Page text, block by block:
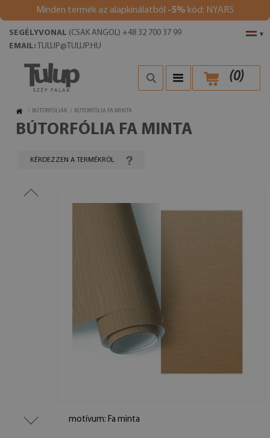
Minden termék az alapkínálatból -5% kód: NYAR5
▾
SEGÉLYVONAL (CSAK ANGOL) +48 32 700 37 99
EMAIL: TULUP@TULUP.HU
(0)
/ BÚTORFÓLIÁK / BÚTORFÓLIA FA MINTA
BÚTORFÓLIA FA MINTA
KÉRDEZZEN A TERMÉKRŐL
motívum: Fa minta